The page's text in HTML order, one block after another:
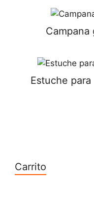
Campana
Estuche
Carrito